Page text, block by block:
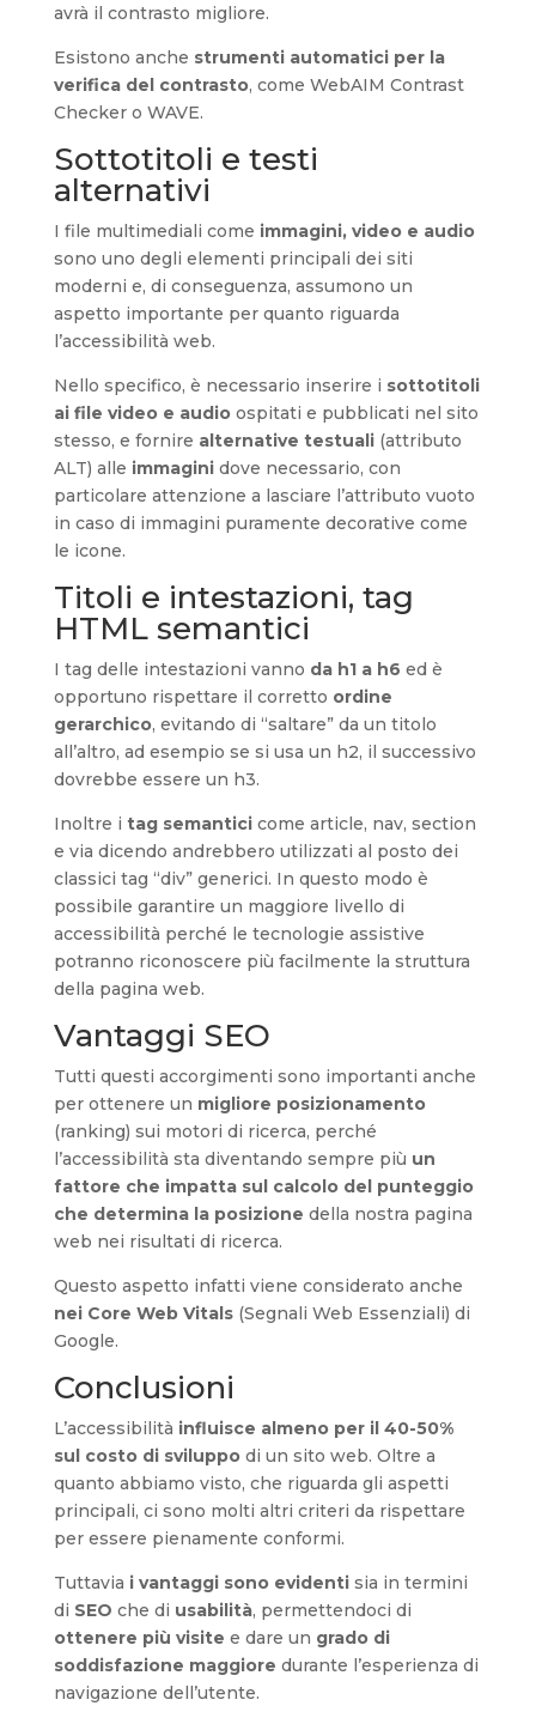
avrà il contrasto migliore.
Esistono anche strumenti automatici per la
verifica del contrasto, come WebAIM Contrast
Checker o WAVE.
Sottotitoli e testi
alternativi
I file multimediali come immagini, video e audio
sono uno degli elementi principali dei siti
moderni e, di conseguenza, assumono un
aspetto importante per quanto riguarda
l’accessibilità web.
Nello specifico, è necessario inserire i sottotitoli
ai file video e audio ospitati e pubblicati nel sito
stesso, e fornire alternative testuali (attributo
ALT) alle immagini dove necessario, con
particolare attenzione a lasciare l’attributo vuoto
in caso di immagini puramente decorative come
le icone.
Titoli e intestazioni, tag
HTML semantici
I tag delle intestazioni vanno da h1 a h6 ed è
opportuno rispettare il corretto ordine
gerarchico, evitando di “saltare” da un titolo
all’altro, ad esempio se si usa un h2, il successivo
dovrebbe essere un h3.
Inoltre i tag semantici come article, nav, section
e via dicendo andrebbero utilizzati al posto dei
classici tag “div” generici. In questo modo è
possibile garantire un maggiore livello di
accessibilità perché le tecnologie assistive
potranno riconoscere più facilmente la struttura
della pagina web.
Vantaggi SEO
Tutti questi accorgimenti sono importanti anche
per ottenere un migliore posizionamento
(ranking) sui motori di ricerca, perché
l’accessibilità sta diventando sempre più un
fattore che impatta sul calcolo del punteggio
che determina la posizione della nostra pagina
web nei risultati di ricerca.
Questo aspetto infatti viene considerato anche
nei Core Web Vitals (Segnali Web Essenziali) di
Google.
Conclusioni
L’accessibilità influisce almeno per il 40-50%
sul costo di sviluppo di un sito web. Oltre a
quanto abbiamo visto, che riguarda gli aspetti
principali, ci sono molti altri criteri da rispettare
per essere pienamente conformi.
Tuttavia i vantaggi sono evidenti sia in termini
di SEO che di usabilità, permettendoci di
ottenere più visite e dare un grado di
soddisfazione maggiore durante l’esperienza di
navigazione dell’utente.